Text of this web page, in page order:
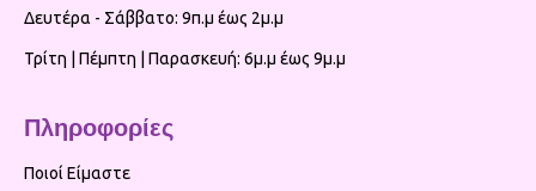
Δευτέρα - Σάββατο: 9π.μ έως 2μ.μ
Τρίτη | Πέμπτη | Παρασκευή: 6μ.μ έως 9μ.μ
Πληροφορίες
Ποιοί Είμαστε